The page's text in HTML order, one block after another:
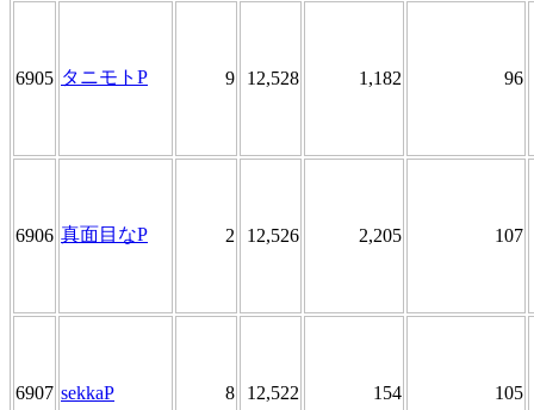
6905 タニモトP 9 12,528 1,182 96
6906 真面目なP 2 12,526 2,205 107
6907 sekkaP 8 12,522 154 105